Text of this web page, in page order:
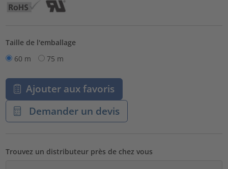
Taille de l'emballage
60 m
75 m
Ajouter aux favoris
Demander un devis
Trouvez un distributeur près de chez vous